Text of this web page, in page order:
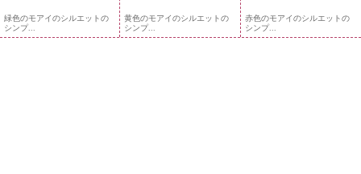
緑色のモアイのシルエットの
シンプ...
黄色のモアイのシルエットの
シンプ...
赤色のモアイのシルエットの
シンプ...